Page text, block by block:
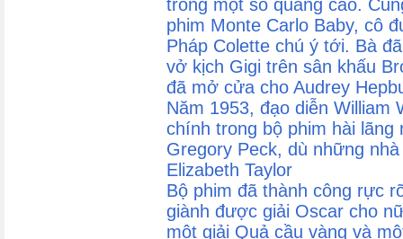
trong một số quảng cáo.
phim Monte Carlo Baby, cô
Pháp Colette chú ý tới. Bà
vở kịch Gigi trên sân khấu
đã mở cửa cho Audrey
Năm 1953, đạo diễn William
chính trong bộ phim hài lãng
Gregory Peck, dù những
Elizabeth Taylor
Bộ phim đã thành công rực
giành được giải Oscar cho
một giải Quả cầu vàng và